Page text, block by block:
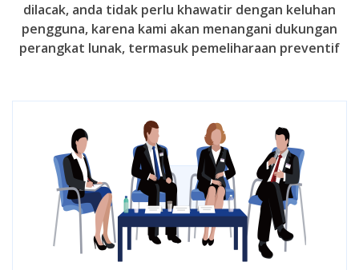
dilacak, anda tidak perlu khawatir dengan keluhan
pengguna, karena kami akan menangani dukungan
perangkat lunak, termasuk pemeliharaan preventif